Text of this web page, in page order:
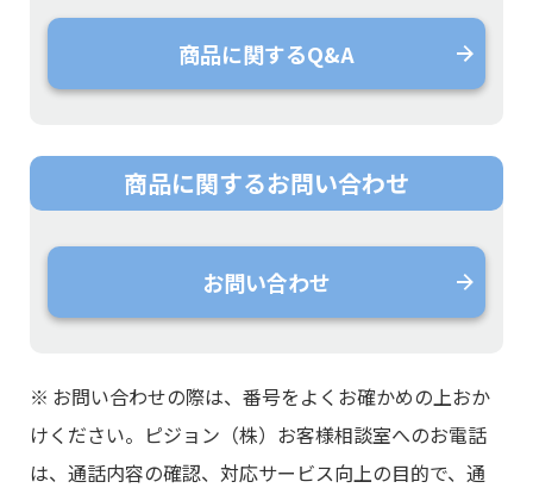
商品に関するQ&A
商品に関するお問い合わせ
お問い合わせ
※ お問い合わせの際は、番号をよくお確かめの上おか
けください。ピジョン（株）お客様相談室へのお電話
は、通話内容の確認、対応サービス向上の目的で、通